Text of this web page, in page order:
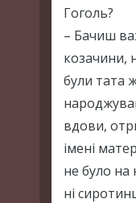
Гоголь?
– Бачиш
козачини,
були тата
вдови,
імені
не було на
ні